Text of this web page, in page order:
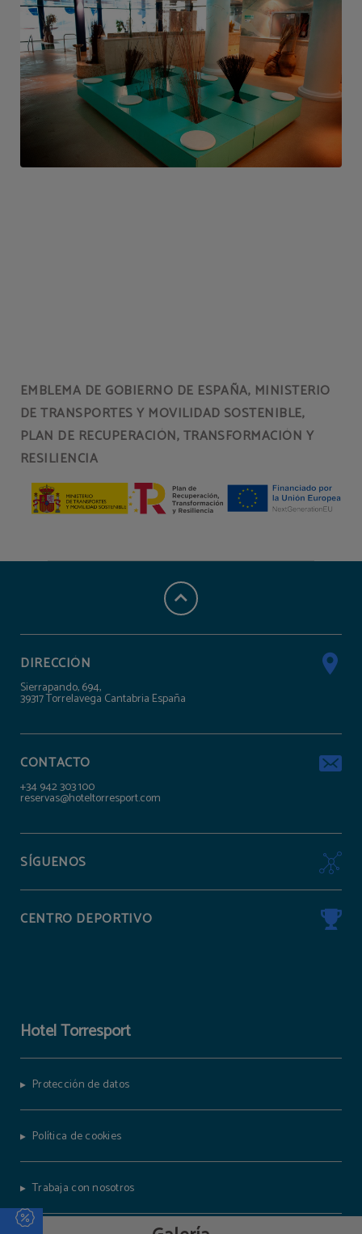
EMBLEMA DE GOBIERNO DE ESPAÑA, MINISTERIO
DE TRANSPORTES Y MOVILIDAD SOSTENIBLE,
PLAN DE RECUPERACIÓN, TRANSFORMACIÓN Y
RESILIENCIA
DIRECCIÓN
Sierrapando, 694,
39317 Torrelavega Cantabria España
CONTACTO
+34 942 303 100
reservas@hoteltorresport.com
SÍGUENOS
CENTRO DEPORTIVO
Hotel Torresport